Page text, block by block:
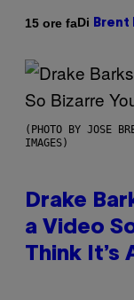
15 ore faDi Brent
(PHOTO BY JOSE
IMAGES)
Drake
a Video
Think It’s